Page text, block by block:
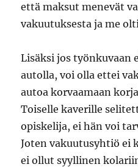
että maksut menevät
vakuutuksesta ja me
Lisäksi jos työnkuvaan
autolla, voi olla ettei
autoa korvaamaan
Toiselle kaverille
opiskelija, ei hän voi
Joten vakuutusyhtiö ei
ei ollut syyllinen